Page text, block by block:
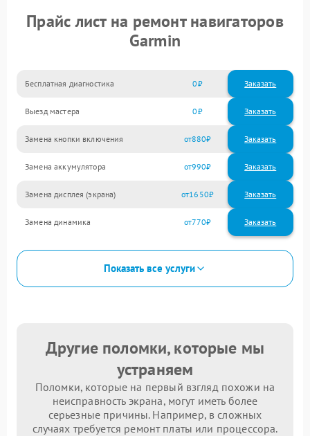
Прайс лист на ремонт навигаторов
Garmin
Бесплатная диагностика 0 Заказать
Выезд мастера 0 Заказать
Замена кнопки включения 880
Замена аккумулятора 990
Замена дисплея (экрана) 1650
Замена динамика 770
Показать все услуги
Другие поломки, которые мы
устраняем
Поломки, которые на первый взгляд похожи на
неисправность экрана, могут иметь более
серьезные причины. Например, в сложных
случаях требуется ремонт платы или процессора.